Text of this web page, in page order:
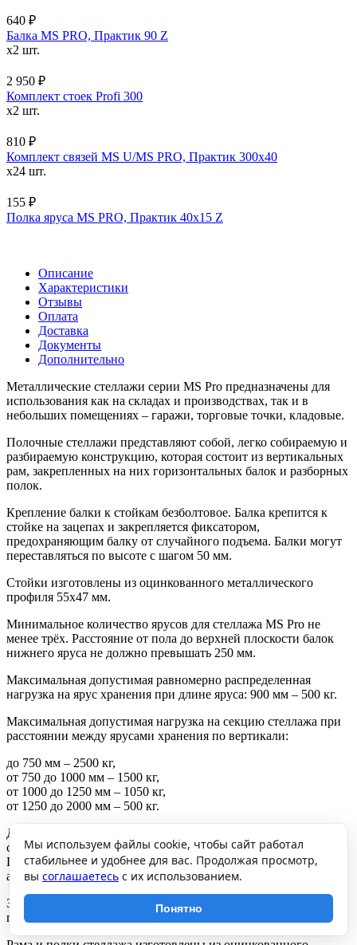
640 ₽
Балка MS PRO, Практик 90 Z
x2 шт.
2 950 ₽
Комплект стоек Profi 300
x2 шт.
810 ₽
Комплект связей MS U/MS PRO, Практик 300x40
x24 шт.
155 ₽
Полка яруса MS PRO, Практик 40х15 Z
Описание
Характеристики
Отзывы
Оплата
Доставка
Документы
Дополнительно
Металлические стеллажи серии MS Pro предназначены для
использования как на складах и производствах, так и в
небольших помещениях – гаражи, торговые точки, кладовые.
Полочные стеллажи представляют собой, легко собираемую и
разбираемую конструкцию, которая состоит из вертикальных
рам, закрепленных на них горизонтальных балок и разборных
полок.
Крепление балки к стойкам безболтовое. Балка крепится к
стойке на зацепах и закрепляется фиксатором,
предохраняющим балку от случайного подъема. Балки могут
переставляться по высоте с шагом 50 мм.
Стойки изготовлены из оцинкованного металлического
профиля 55х47 мм.
Минимальное количество ярусов для стеллажа MS Pro не
менее трёх. Расстояние от пола до верхней плоскости балок
нижнего яруса не должно превышать 250 мм.
Максимальная допустимая равномерно распределенная
нагрузка на ярус хранения при длине яруса: 900 мм – 500 кг.
Максимальная допустимая нагрузка на секцию стеллажа при
расстоянии между ярусами хранения по вертикали:
до 750 мм – 2500 кг,
от 750 до 1000 мм – 1500 кг,
от 1000 до 1250 мм – 1050 кг,
от 1250 до 2000 мм – 500 кг.
Допускается собирать стеллажи в линию с общей средней
стойкой. Грузоподъемность стеллажей при этом не снижается.
При эксплуатации стеллажей закрепление рам стеллажей
анкерными болтами обязательно.
Загрузку и разгрузку стеллажей производить вручную, без
применения средств механизации погрузочных работ.
Мы используем файлы cookie, чтобы сайт работал
стабильнее и удобнее для вас. Продолжая просмотр,
вы соглашаетесь с их использованием.
Понятно